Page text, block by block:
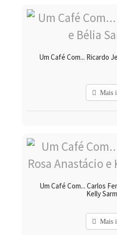
Um Café Com... Ricardo
Mais
Um Café Com... Carlos
Kelly
Mais